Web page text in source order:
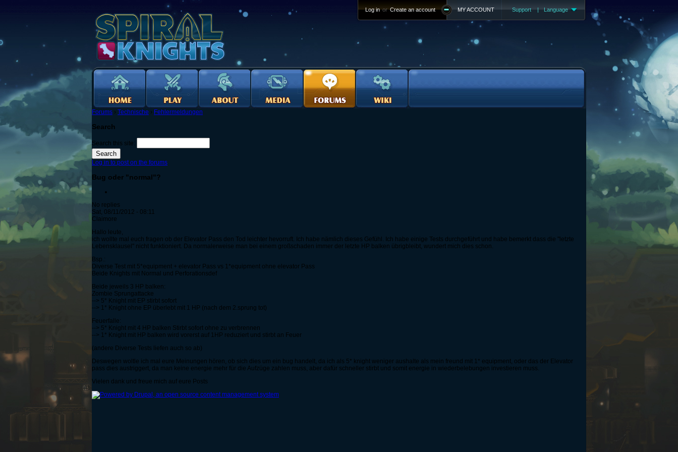
Support | Language
MY ACCOUNT
Log in or Create an account
Forums › Technische › Fehlermeldungen
Search
Search this site:
Log in to post on the forums
Bug oder "normal"?
No replies
Sat, 08/11/2012 - 08:11
Claimore
Hallo leute,
ich wollte mal euch fragen ob der Elevator Pass den Tod leichter hevorruft. Ich habe nämlich dieses Gefühl. Ich habe einige Tests durchgeführt und habe bemerkt dass die "letzte
Lebensklausel" nicht funktioniert. Da normalerweise man bei einem großschaden immer der letzte HP balken übrigbleibt, wundert mich dies schon.
Bsp.:
Diverse Test mit 5*equipment + elevator Pass vs 1*equipment ohne elevator Pass
Beide Knights mit Normal und Perforationsdef
Beide jeweils 3 HP balken:
Zombie Sprungattacke
--> 5* Knight mit EP stirbt sofort
--> 1* Knight ohne EP überlebt mit 1 HP (nach dem 2.sprung tot)
Feuerfalle:
--> 5* Knight mit 4 HP balken Stirbt sofort ohne zu verbrennen
--> 1* Knight mit HP balken wird vorerst auf 1HP reduziert und stirbt an Feuer
(andere Diverse Tests liefen auch so ab)
Deswegen woltle ich mal eure Meinungen hören, ob sich dies um ein bug handelt, da ich als 5* knight weniger aushalte als mein freund mit 1* equipment, oder das der Elevator
pass dies austriggert, da man keine energie mehr für die Aufzüge zahlen muss, aber dafür schneller stirbt und somit energie in wiederbelebungen investieren muss.
Vielen dank und freue mich auf eure Posts